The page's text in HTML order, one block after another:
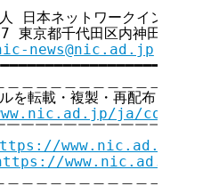
日本ネットワークインフォメ
京都千代田区内神田3-6-2
news@nic.ad.jp
転載・複製・再配布・引用
ja/
￣￣￣￣￣￣￣￣￣￣￣￣￣
www.nic.ad.jp/ja/
www.nic.ad.jp/ja/